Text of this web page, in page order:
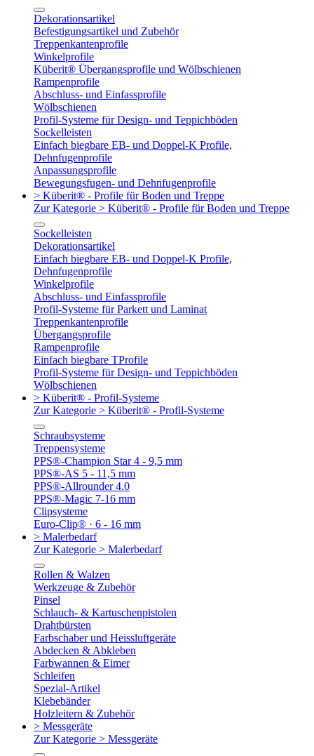
Dekorationsartikel
Befestigungsartikel und Zubehör
Treppenkantenprofile
Winkelprofile
Küberit® Übergangsprofile und Wölbschienen
Rampenprofile
Abschluss- und Einfassprofile
Wölbschienen
Profil-Systeme für Design- und Teppichböden
Sockelleisten
Einfach biegbare EB- und Doppel-K Profile,
Dehnfugenprofile
Anpassungsprofile
Bewegungsfugen- und Dehnfugenprofile
> Küberit® - Profile für Boden und Treppe
Zur Kategorie > Küberit® - Profile für Boden und Treppe
Sockelleisten
Dekorationsartikel
Einfach biegbare EB- und Doppel-K Profile,
Dehnfugenprofile
Winkelprofile
Abschluss- und Einfassprofile
Profil-Systeme für Parkett und Laminat
Treppenkantenprofile
Übergangsprofile
Rampenprofile
Einfach biegbare TProfile
Profil-Systeme für Design- und Teppichböden
Wölbschienen
> Küberit® - Profil-Systeme
Zur Kategorie > Küberit® - Profil-Systeme
Schraubsysteme
Treppensysteme
PPS®-Champion Star 4 - 9,5 mm
PPS®-AS 5 - 11,5 mm
PPS®-Allrounder 4.0
PPS®-Magic 7-16 mm
Clipsysteme
Euro-Clip® · 6 - 16 mm
> Malerbedarf
Zur Kategorie > Malerbedarf
Rollen & Walzen
Werkzeuge & Zubehör
Pinsel
Schlauch- & Kartuschenpistolen
Drahtbürsten
Farbschaber und Heissluftgeräte
Abdecken & Abkleben
Farbwannen & Eimer
Schleifen
Spezial-Artikel
Klebebänder
Holzleitern & Zubehör
> Messgeräte
Zur Kategorie > Messgeräte